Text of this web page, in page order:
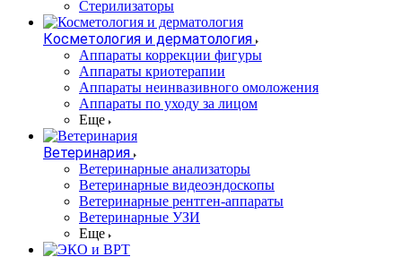
Стерилизаторы
Косметология и дерматология
Аппараты коррекции фигуры
Аппараты криотерапии
Аппараты неинвазивного омоложения
Аппараты по уходу за лицом
Еще
Ветеринария
Ветеринарные анализаторы
Ветеринарные видеоэндоскопы
Ветеринарные рентген-аппараты
Ветеринарные УЗИ
Еще